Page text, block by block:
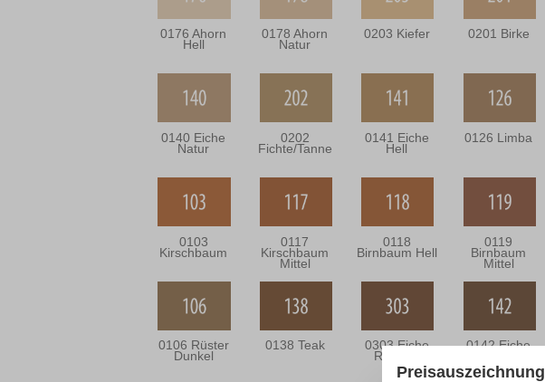
0176 Ahorn
Hell
0178 Ahorn
Natur
0203 Kiefer 0201 Birke
0140 Eiche
Natur
0202
Fichte/Tanne
0141 Eiche
Hell
0126 Limba
0103
Kirschbaum
0117
Kirschbaum
Mittel
0118
Birnbaum Hell
0119
Birnbaum
Mittel
0106 Rüster
Dunkel
0138 Teak 0303 Eiche
Rustikal
0142 Eiche
Preisauszeichnung